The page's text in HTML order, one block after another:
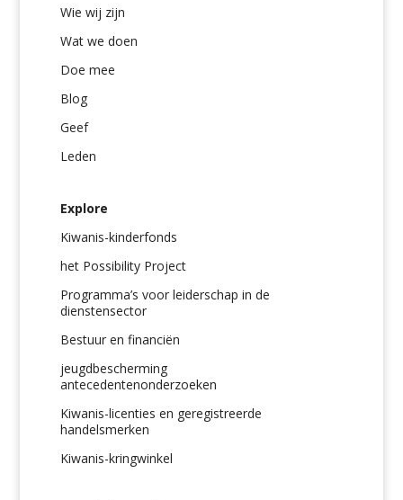
Wie wij zijn
Wat we doen
Doe mee
Blog
Geef
Leden
Explore
Kiwanis-kinderfonds
het Possibility Project
Programma’s voor leiderschap in de
dienstensector
Bestuur en financiën
jeugdbescherming
antecedentenonderzoeken
Kiwanis-licenties en geregistreerde
handelsmerken
Kiwanis-kringwinkel